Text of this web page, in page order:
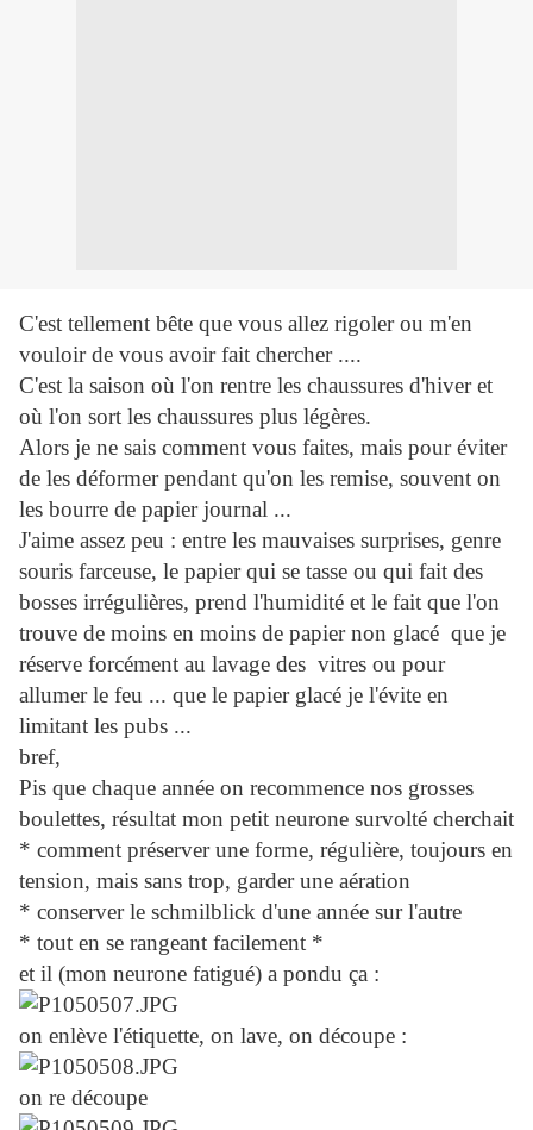
C'est tellement bête que vous allez rigoler ou m'en
vouloir de vous avoir fait chercher ....
C'est la saison où l'on rentre les chaussures d'hiver et
où l'on sort les chaussures plus légères.
Alors je ne sais comment vous faites, mais pour éviter
de les déformer pendant qu'on les remise, souvent on
les bourre de papier journal ...
J'aime assez peu : entre les mauvaises surprises, genre
souris farceuse, le papier qui se tasse ou qui fait des
bosses irrégulières, prend l'humidité et le fait que l'on
trouve de moins en moins de papier non glacé que je
réserve forcément au lavage des vitres ou pour
allumer le feu ... que le papier glacé je l'évite en
limitant les pubs ...
bref,
Pis que chaque année on recommence nos grosses
boulettes, résultat mon petit neurone survolté cherchait
* comment préserver une forme, régulière, toujours en
tension, mais sans trop, garder une aération
* conserver le schmilblick d'une année sur l'autre
* tout en se rangeant facilement *
et il (mon neurone fatigué) a pondu ça :
on enlève l'étiquette, on lave, on découpe :
on re découpe